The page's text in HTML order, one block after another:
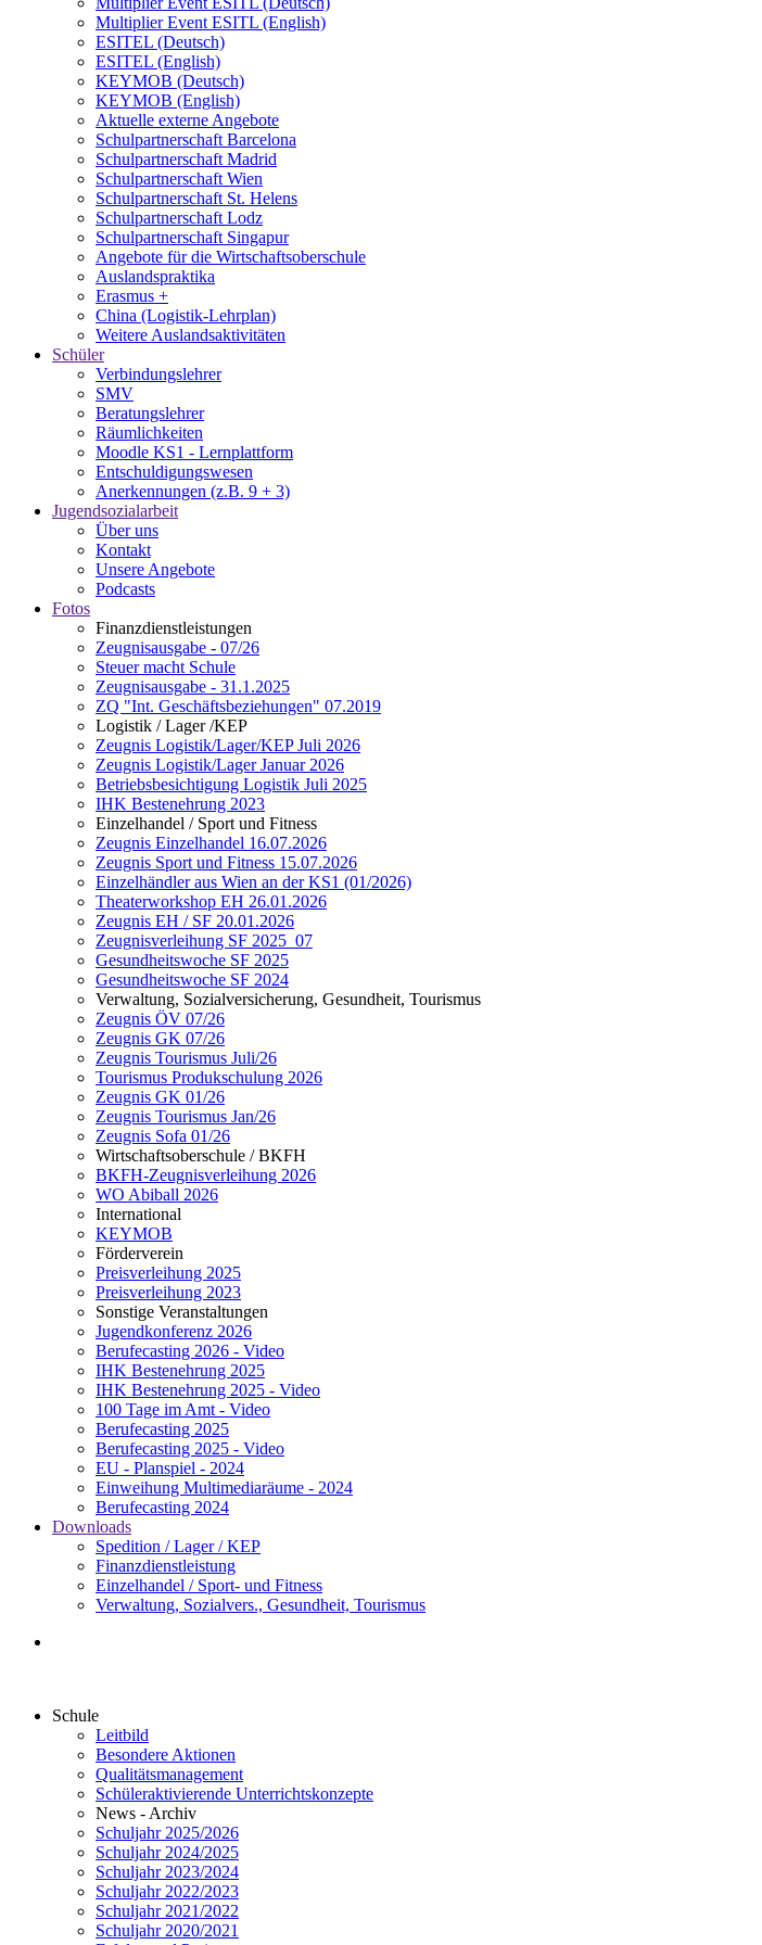
Multiplier Event ESITL (English)
ESITEL (Deutsch)
ESITEL (English)
KEYMOB (Deutsch)
KEYMOB (English)
Aktuelle externe Angebote
Schulpartnerschaft Barcelona
Schulpartnerschaft Madrid
Schulpartnerschaft Wien
Schulpartnerschaft St. Helens
Schulpartnerschaft Lodz
Schulpartnerschaft Singapur
Angebote für die Wirtschaftsoberschule
Auslandspraktika
Erasmus +
China (Logistik-Lehrplan)
Weitere Auslandsaktivitäten
Schüler
Verbindungslehrer
SMV
Beratungslehrer
Räumlichkeiten
Moodle KS1 - Lernplattform
Entschuldigungswesen
Anerkennungen (z.B. 9 + 3)
Jugendsozialarbeit
Über uns
Kontakt
Unsere Angebote
Podcasts
Fotos
Finanzdienstleistungen
Zeugnisausgabe - 07/26
Steuer macht Schule
Zeugnisausgabe - 31.1.2025
ZQ "Int. Geschäftsbeziehungen" 07.2019
Logistik / Lager /KEP
Zeugnis Logistik/Lager/KEP Juli 2026
Zeugnis Logistik/Lager Januar 2026
Betriebsbesichtigung Logistik Juli 2025
IHK Bestenehrung 2023
Einzelhandel / Sport und Fitness
Zeugnis Einzelhandel 16.07.2026
Zeugnis Sport und Fitness 15.07.2026
Einzelhändler aus Wien an der KS1 (01/2026)
Theaterworkshop EH 26.01.2026
Zeugnis EH / SF 20.01.2026
Zeugnisverleihung SF 2025_07
Gesundheitswoche SF 2025
Gesundheitswoche SF 2024
Verwaltung, Sozialversicherung, Gesundheit, Tourismus
Zeugnis ÖV 07/26
Zeugnis GK 07/26
Zeugnis Tourismus Juli/26
Tourismus Produkschulung 2026
Zeugnis GK 01/26
Zeugnis Tourismus Jan/26
Zeugnis Sofa 01/26
Wirtschaftsoberschule / BKFH
BKFH-Zeugnisverleihung 2026
WO Abiball 2026
International
KEYMOB
Förderverein
Preisverleihung 2025
Preisverleihung 2023
Sonstige Veranstaltungen
Jugendkonferenz 2026
Berufecasting 2026 - Video
IHK Bestenehrung 2025
IHK Bestenehrung 2025 - Video
100 Tage im Amt - Video
Berufecasting 2025
Berufecasting 2025 - Video
EU - Planspiel - 2024
Einweihung Multimediaräume - 2024
Berufecasting 2024
Downloads
Spedition / Lager / KEP
Finanzdienstleistung
Einzelhandel / Sport- und Fitness
Verwaltung, Sozialvers., Gesundheit, Tourismus
Schule
Leitbild
Besondere Aktionen
Qualitätsmanagement
Schüleraktivierende Unterrichtskonzepte
News - Archiv
Schuljahr 2025/2026
Schuljahr 2024/2025
Schuljahr 2023/2024
Schuljahr 2022/2023
Schuljahr 2021/2022
Schuljahr 2020/2021